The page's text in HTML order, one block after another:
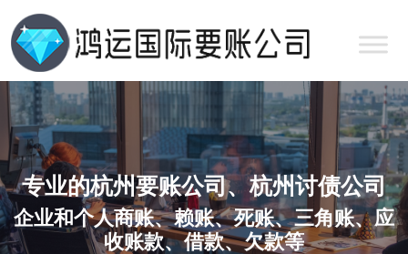
专业的杭州要账公司、杭州讨债公司
企业和个人商账、赖账、死账、三角账、应
收账款、借款、欠款等